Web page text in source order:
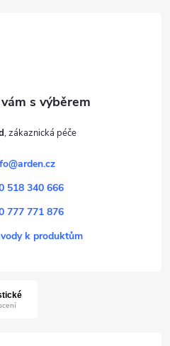
@arden.cz
518 340 666
777 771 876
k produktům